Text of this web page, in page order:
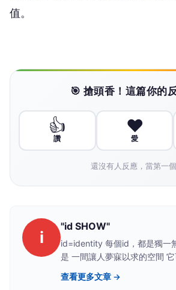
值。
🎯 搶頭香！這篇你的
👍
讚
❤️
愛
還沒有人反應，當第一
i
"id SHOW"
id=identity 每個id，都是獨一
是 一間讓人夢寐以求的空間
溢的室內設計師 它可以是 一個
id=ideal 這裡也是一切對理想
查看更多文章 →